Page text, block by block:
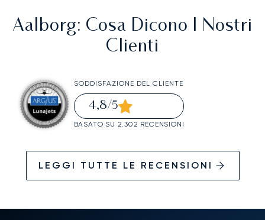
Aalborg: Cosa Dicono I Nostri
Clienti
SODDISFAZIONE DEL CLIENTE
4,8/5
BASATO SU 2.302 RECENSIONI
LEGGI TUTTE LE RECENSIONI